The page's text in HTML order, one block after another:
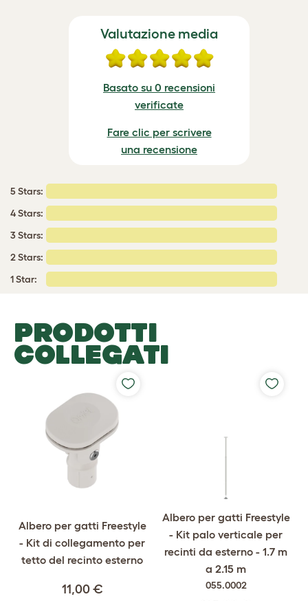
Valutazione media
Basato su 0 recensioni
verificate
Fare clic per scrivere
una recensione
5 Stars:
4 Stars:
3 Stars:
2 Stars:
1 Star:
PRODOTTI
COLLEGATI
Albero per gatti Freestyle
- Kit di collegamento per
tetto del recinto esterno
11,00 €
Albero per gatti Freestyle
- Kit palo verticale per
recinti da esterno - 1.7 m
a 2.15 m
055.0002